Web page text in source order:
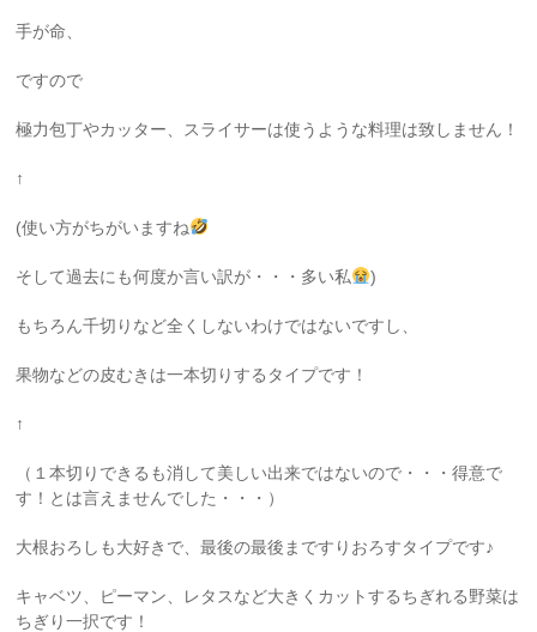
手が命、
ですので
極力包丁やカッター、スライサーは使うような料理は致しません！
↑
(使い方がちがいますね
そして過去にも何度か言い訳が・・・多い私 )
もちろん千切りなど全くしないわけではないですし、
果物などの皮むきは一本切りするタイプです！
↑
（１本切りできるも消して美しい出来ではないので・・・得意で
す！とは言えませんでした・・・）
大根おろしも大好きで、最後の最後まですりおろすタイプです♪
キャベツ、ピーマン、レタスなど大きくカットするちぎれる野菜は
ちぎり一択です！